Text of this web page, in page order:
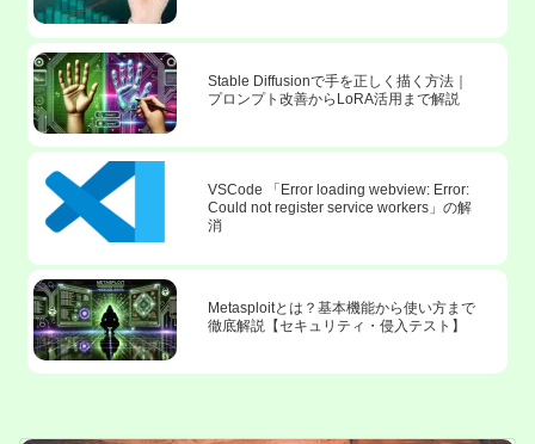
Stable Diffusionで手を正しく描く方法｜
プロンプト改善からLoRA活用まで解説
VSCode 「Error loading webview: Error:
Could not register service workers」の解
消
Metasploitとは？基本機能から使い方まで
徹底解説【セキュリティ・侵入テスト】